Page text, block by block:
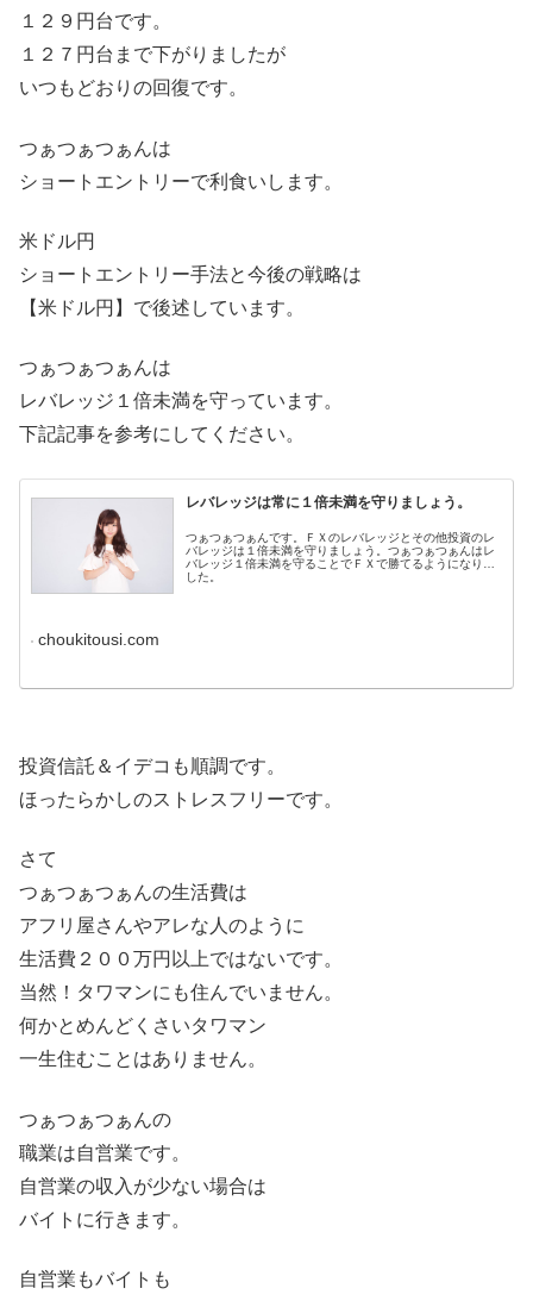
１２９円台です。
１２７円台まで下がりましたが
いつもどおりの回復です。
つぁつぁつぁんは
ショートエントリーで利食いします。
米ドル円
ショートエントリー手法と今後の戦略は
【米ドル円】で後述しています。
つぁつぁつぁんは
レバレッジ１倍未満を守っています。
下記記事を参考にしてください。
レバレッジは常に１倍未満を守りましょう。
つぁつぁつぁんです。ＦＸのレバレッジとその他投資のレ
バレッジは１倍未満を守りましょう。つぁつぁつぁんはレ
バレッジ１倍未満を守ることでＦＸで勝てるようになりま
した。
choukitousi.com
投資信託＆イデコも順調です。
ほったらかしのストレスフリーです。
さて
つぁつぁつぁんの生活費は
アフリ屋さんやアレな人のように
生活費２００万円以上ではないです。
当然！タワマンにも住んでいません。
何かとめんどくさいタワマン
一生住むことはありません。
つぁつぁつぁんの
職業は自営業です。
自営業の収入が少ない場合は
バイトに行きます。
自営業もバイトも